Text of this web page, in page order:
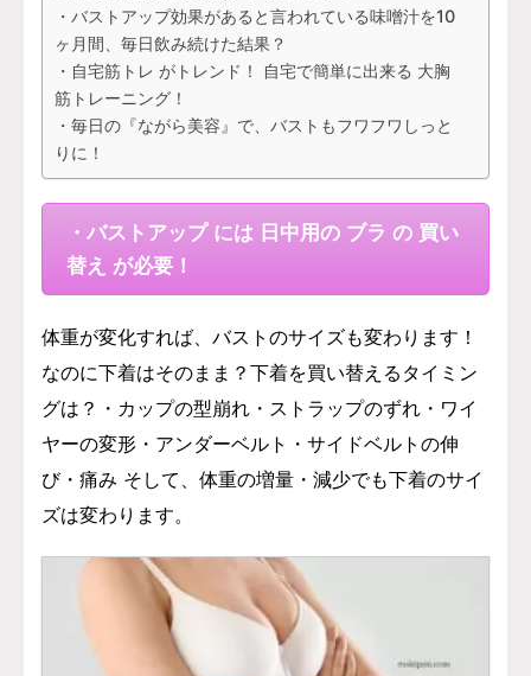
・バストアップ効果があると言われている味噌汁を10
ヶ月間、毎日飲み続けた結果？
・自宅筋トレ がトレンド！ 自宅で簡単に出来る 大胸
筋トレーニング！
・毎日の『ながら美容』で、バストもフワフワしっと
りに！
・バストアップ には 日中用の ブラ の 買い
替え が必要！
体重が変化すれば、バストのサイズも変わります！
なのに下着はそのまま？下着を買い替えるタイミン
グは？・カップの型崩れ・ストラップのずれ・ワイ
ヤーの変形・アンダーベルト・サイドベルトの伸
び・痛み そして、体重の増量・減少でも下着のサイ
ズは変わります。